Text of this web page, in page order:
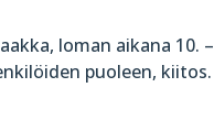
loman aikana 10.
puoleen, kiitos.